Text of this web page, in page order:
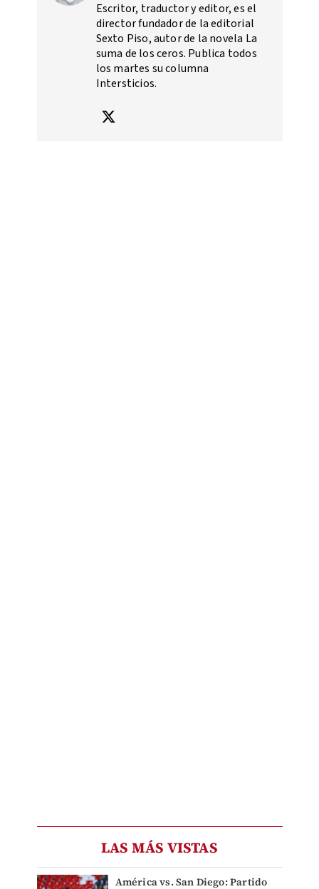
Escritor, traductor y editor, es el
director fundador de la editorial
Sexto Piso, autor de la novela La
suma de los ceros. Publica todos
los martes su columna
Intersticios.
LAS MÁS VISTAS
América vs. San Diego: Partido